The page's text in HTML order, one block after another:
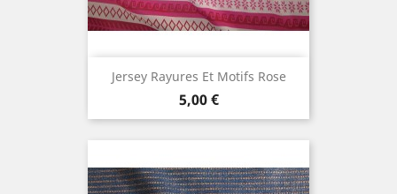
Jersey Rayures Et Motifs Rose
Prix
5,00 €